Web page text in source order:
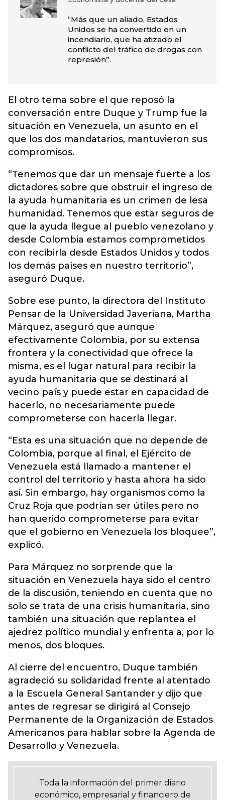
“Más que un aliado, Estados
Unidos se ha convertido en un
incendiario, que ha atizado el
conflicto del tráfico de drogas con
represión”.
El otro tema sobre el que reposó la
conversación entre Duque y Trump fue la
situación en Venezuela, un asunto en el
que los dos mandatarios, mantuvieron sus
compromisos.
“Tenemos que dar un mensaje fuerte a los
dictadores sobre que obstruir el ingreso de
la ayuda humanitaria es un crimen de lesa
humanidad. Tenemos que estar seguros de
que la ayuda llegue al pueblo venezolano y
desde Colombia estamos comprometidos
con recibirla desde Estados Unidos y todos
los demás países en nuestro territorio”,
aseguró Duque.
Sobre ese punto, la directora del Instituto
Pensar de la Universidad Javeriana, Martha
Márquez, aseguró que aunque
efectivamente Colombia, por su extensa
frontera y la conectividad que ofrece la
misma, es el lugar natural para recibir la
ayuda humanitaria que se destinará al
vecino país y puede estar en capacidad de
hacerlo, no necesariamente puede
comprometerse con hacerla llegar.
“Esta es una situación que no depende de
Colombia, porque al final, el Ejército de
Venezuela está llamado a mantener el
control del territorio y hasta ahora ha sido
así. Sin embargo, hay organismos como la
Cruz Roja que podrían ser útiles pero no
han querido comprometerse para evitar
que el gobierno en Venezuela los bloquee”,
explicó.
Para Márquez no sorprende que la
situación en Venezuela haya sido el centro
de la discusión, teniendo en cuenta que no
solo se trata de una crisis humanitaria, sino
también una situación que replantea el
ajedrez político mundial y enfrenta a, por lo
menos, dos bloques.
Al cierre del encuentro, Duque también
agradeció su solidaridad frente al atentado
a la Escuela General Santander y dijo que
antes de regresar se dirigirá al Consejo
Permanente de la Organización de Estados
Americanos para hablar sobre la Agenda de
Desarrollo y Venezuela.
Toda la información del primer diario
económico, empresarial y financiero de